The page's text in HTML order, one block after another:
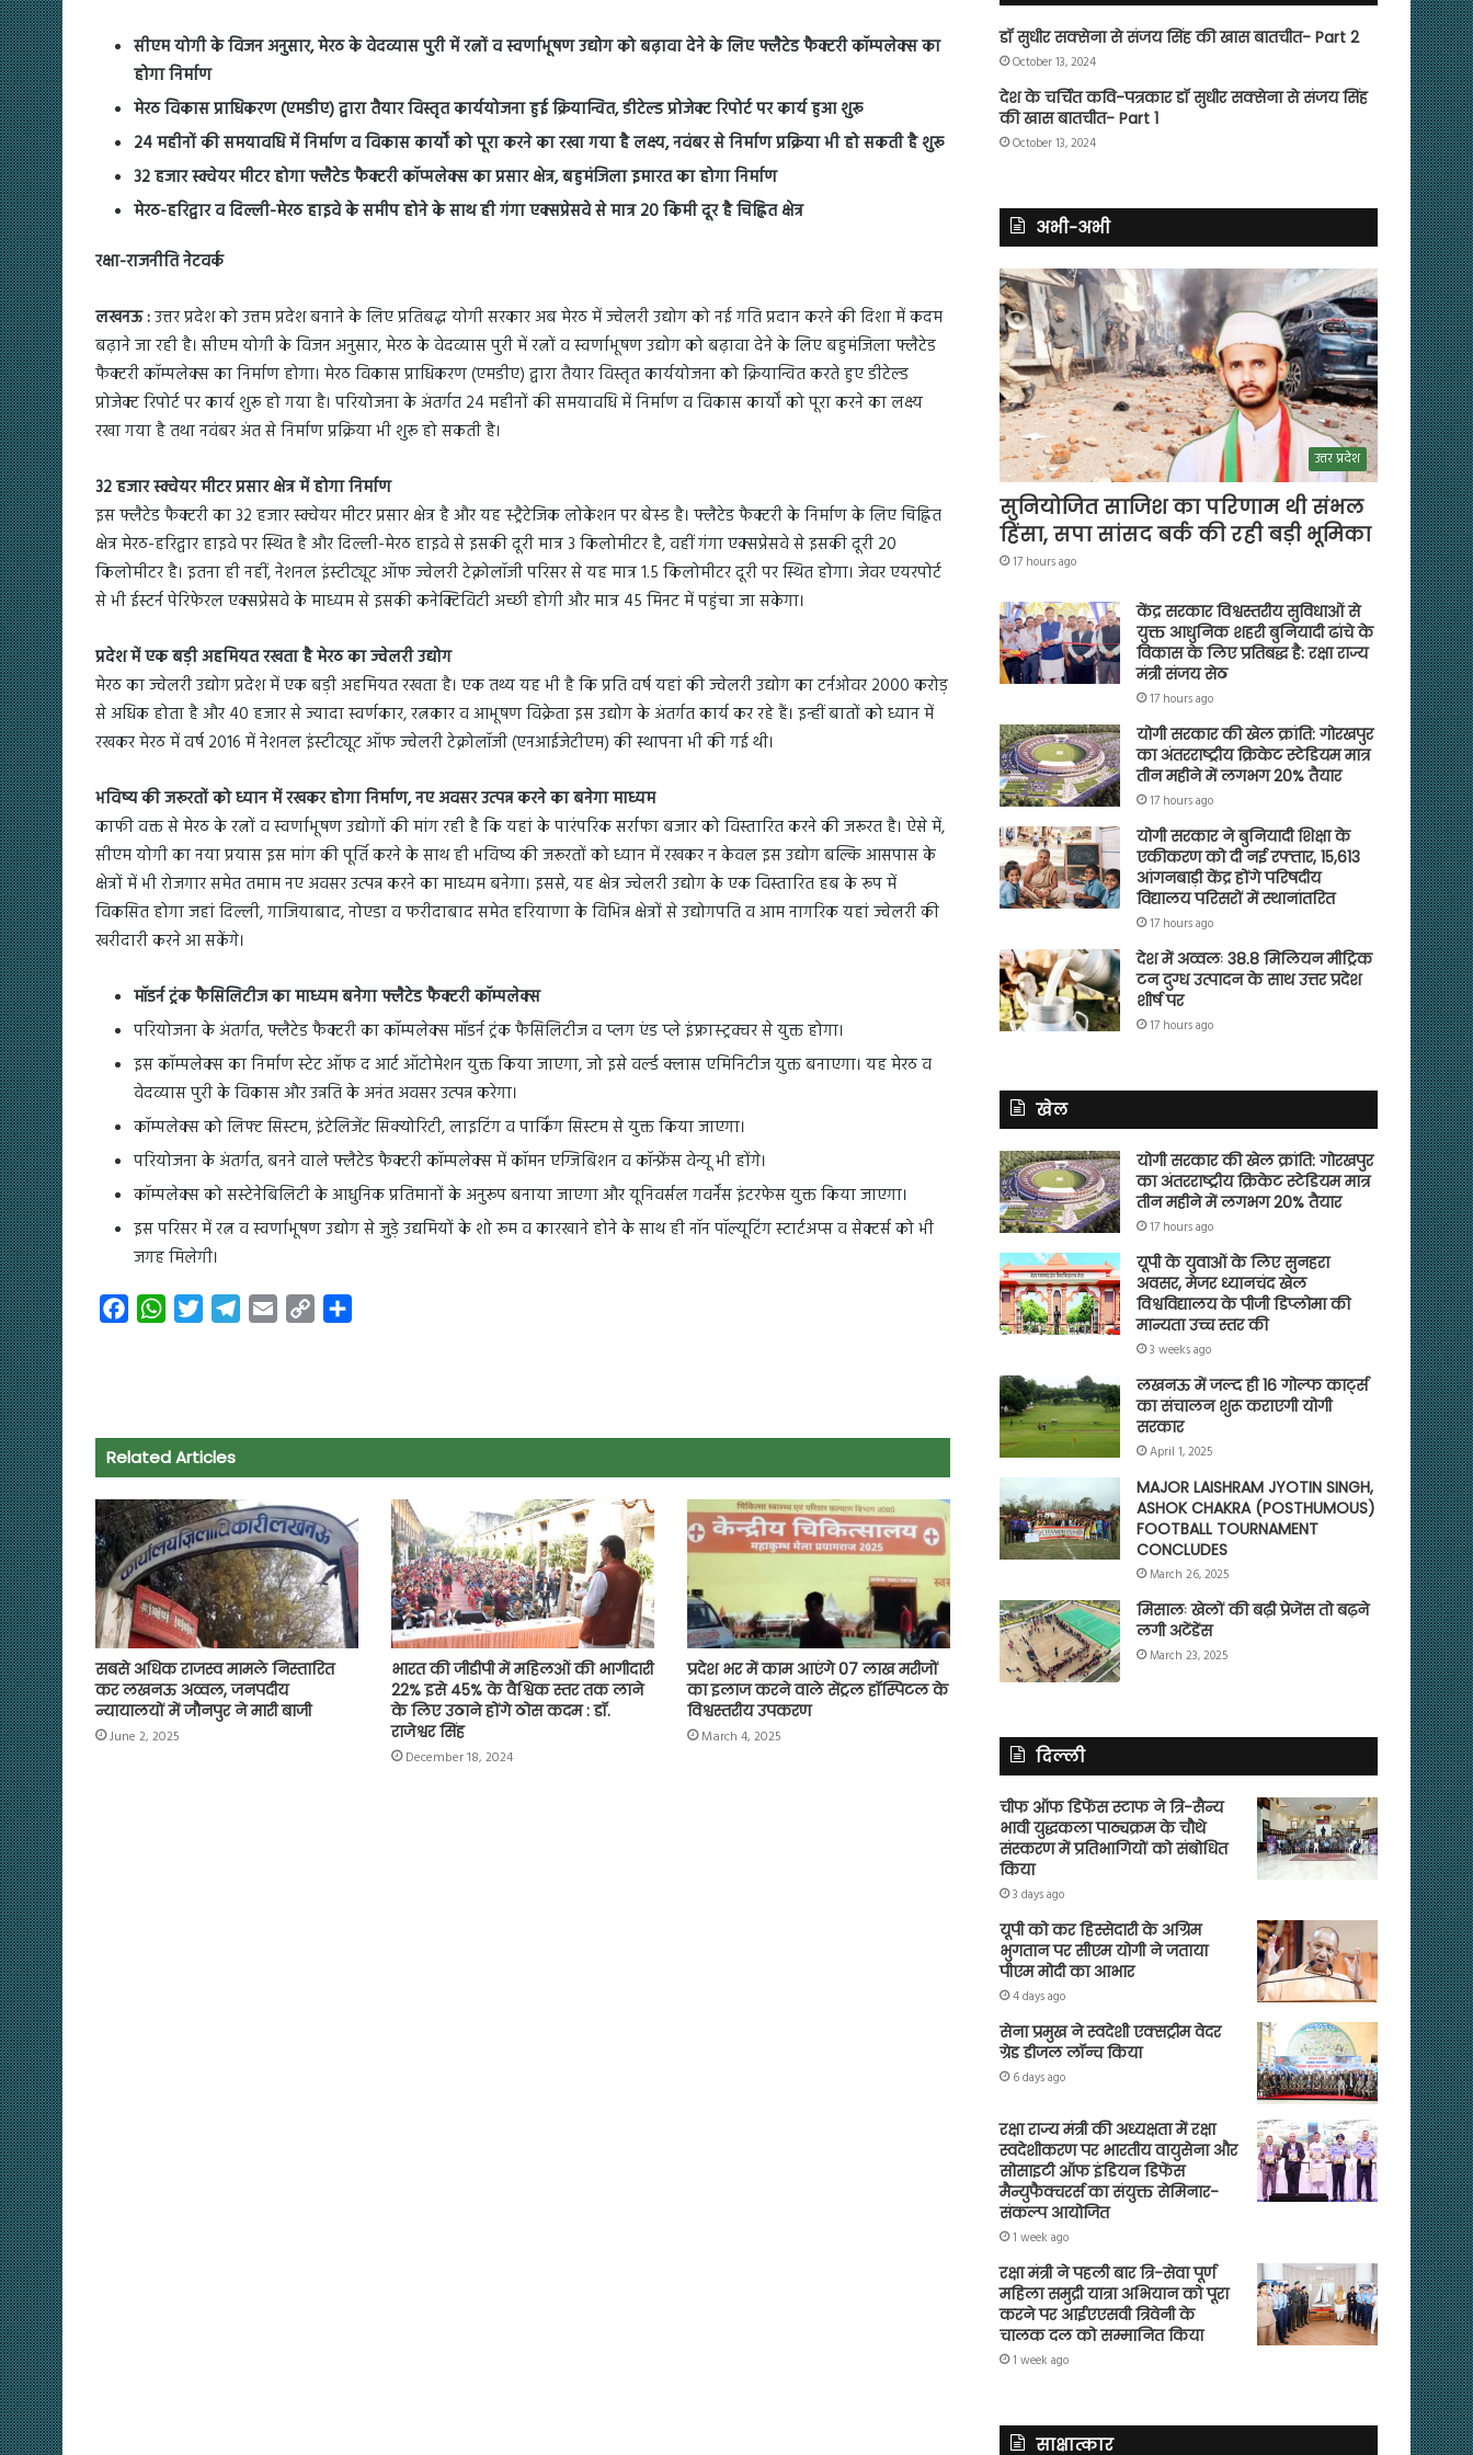
सीएम योगी के विजन अनुसार, मेरठ के वेदव्यास पुरी में रत्नों व स्वर्णाभूषण उद्योग को बढ़ावा देने के लिए फ्लैटेड फैक्टरी कॉम्पलेक्स का
होगा निर्माण
मेरठ विकास प्राधिकरण (एमडीए) द्वारा तैयार विस्तृत कार्ययोजना हुई क्रियान्वित, डीटेल्ड प्रोजेक्ट रिपोर्ट पर कार्य हुआ शुरू
24 महीनों की समयावधि में निर्माण व विकास कार्यों को पूरा करने का रखा गया है लक्ष्य, नवंबर से निर्माण प्रक्रिया भी हो सकती है शुरू
32 हजार स्क्वेयर मीटर होगा फ्लैटेड फैक्टरी कॉप्मलेक्स का प्रसार क्षेत्र, बहुमंजिला इमारत का होगा निर्माण
मेरठ-हरिद्वार व दिल्ली-मेरठ हाइवे के समीप होने के साथ ही गंगा एक्सप्रेसवे से मात्र 20 किमी दूर है चिह्नित क्षेत्र
रक्षा-राजनीति नेटवर्क
लखनऊ :उत्तर प्रदेश को उत्तम प्रदेश बनाने के लिए प्रतिबद्ध योगी सरकार अब मेरठ में ज्वेलरी उद्योग को नई गति प्रदान करने की दिशा में कदम
बढ़ाने जा रही है। सीएम योगी के विजन अनुसार, मेरठ के वेदव्यास पुरी में रत्नों व स्वर्णाभूषण उद्योग को बढ़ावा देने के लिए बहुमंजिला फ्लैटेड
फैक्टरी कॉम्पलेक्स का निर्माण होगा। मेरठ विकास प्राधिकरण (एमडीए) द्वारा तैयार विस्तृत कार्ययोजना को क्रियान्वित करते हुए डीटेल्ड
प्रोजेक्ट रिपोर्ट पर कार्य शुरू हो गया है। परियोजना के अंतर्गत 24 महीनों की समयावधि में निर्माण व विकास कार्यों को पूरा करने का लक्ष्य
रखा गया है तथा नवंबर अंत से निर्माण प्रक्रिया भी शुरू हो सकती है।
32 हजार स्क्वेयर मीटर प्रसार क्षेत्र में होगा निर्माण
इस फ्लैटेड फैक्टरी का 32 हजार स्क्वेयर मीटर प्रसार क्षेत्र है और यह स्ट्रैटेजिक लोकेशन पर बेस्ड है। फ्लैटेड फैक्टरी के निर्माण के लिए चिह्नित
क्षेत्र मेरठ-हरिद्वार हाइवे पर स्थित है और दिल्ली-मेरठ हाइवे से इसकी दूरी मात्र 3 किलोमीटर है, वहीं गंगा एक्सप्रेसवे से इसकी दूरी 20
किलोमीटर है। इतना ही नहीं, नेशनल इंस्टीट्यूट ऑफ ज्वेलरी टेक्नोलॉजी परिसर से यह मात्र 1.5 किलोमीटर दूरी पर स्थित होगा। जेवर एयरपोर्ट
से भी ईस्टर्न पेरिफेरल एक्सप्रेसवे के माध्यम से इसकी कनेक्टिविटी अच्छी होगी और मात्र 45 मिनट में पहुंचा जा सकेगा।
प्रदेश में एक बड़ी अहमियत रखता है मेरठ का ज्वेलरी उद्योग
मेरठ का ज्वेलरी उद्योग प्रदेश में एक बड़ी अहमियत रखता है। एक तथ्य यह भी है कि प्रति वर्ष यहां की ज्वेलरी उद्योग का टर्नओवर 2000 करोड़
से अधिक होता है और 40 हजार से ज्यादा स्वर्णकार, रत्नकार व आभूषण विक्रेता इस उद्योग के अंतर्गत कार्य कर रहे हैं। इन्हीं बातों को ध्यान में
रखकर मेरठ में वर्ष 2016 में नेशनल इंस्टीट्यूट ऑफ ज्वेलरी टेक्नोलॉजी (एनआईजेटीएम) की स्थापना भी की गई थी।
भविष्य की जरूरतों को ध्यान में रखकर होगा निर्माण, नए अवसर उत्पन्न करने का बनेगा माध्यम
काफी वक्त से मेरठ के रत्नों व स्वर्णाभूषण उद्योगों की मांग रही है कि यहां के पारंपरिक सर्राफा बजार को विस्तारित करने की जरूरत है। ऐसे में,
सीएम योगी का नया प्रयास इस मांग की पूर्ति करने के साथ ही भविष्य की जरूरतों को ध्यान में रखकर न केवल इस उद्योग बल्कि आसपास के
क्षेत्रों में भी रोजगार समेत तमाम नए अवसर उत्पन्न करने का माध्यम बनेगा। इससे, यह क्षेत्र ज्वेलरी उद्योग के एक विस्तारित हब के रूप में
विकसित होगा जहां दिल्ली, गाजियाबाद, नोएडा व फरीदाबाद समेत हरियाणा के विभिन्न क्षेत्रों से उद्योगपति व आम नागरिक यहां ज्वेलरी की
खरीदारी करने आ सकेंगे।
मॉडर्न ट्रंक फैसिलिटीज का माध्यम बनेगा फ्लैटेड फैक्टरी कॉम्पलेक्स
परियोजना के अंतर्गत, फ्लैटेड फैक्टरी का कॉम्पलेक्स मॉडर्न ट्रंक फैसिलिटीज व प्लग एंड प्ले इंफ्रास्ट्रक्चर से युक्त होगा।
इस कॉम्पलेक्स का निर्माण स्टेट ऑफ द आर्ट ऑटोमेशन युक्त किया जाएगा, जो इसे वर्ल्ड क्लास एमिनिटीज युक्त बनाएगा। यह मेरठ व
वेदव्यास पुरी के विकास और उन्नति के अनंत अवसर उत्पन्न करेगा।
कॉम्पलेक्स को लिफ्ट सिस्टम, इंटेलिजेंट सिक्योरिटी, लाइटिंग व पार्किंग सिस्टम से युक्त किया जाएगा।
परियोजना के अंतर्गत, बनने वाले फ्लैटेड फैक्टरी कॉम्पलेक्स में कॉमन एग्जिबिशन व कॉन्फ्रेंस वेन्यू भी होंगे।
कॉम्पलेक्स को सस्टेनेबिलिटी के आधुनिक प्रतिमानों के अनुरूप बनाया जाएगा और यूनिवर्सल गवर्नेंस इंटरफेस युक्त किया जाएगा।
इस परिसर में रत्न व स्वर्णाभूषण उद्योग से जुड़े उद्यमियों के शो रूम व कारखाने होने के साथ ही नॉन पॉल्यूटिंग स्टार्टअप्स व सेक्टर्स को भी
जगह मिलेगी।
o
o
k
W
A
p
p
e
r
a
m
n
k
Related Articles
सबसे अधिक राजस्व मामले निस्तारित
कर लखनऊ अव्वल, जनपदीय
न्यायालयों में जौनपुर ने मारी बाजी
June 2, 2025
भारत की जीडीपी में महिलओं की भागीदारी
22% इसे 45% के वैश्विक स्तर तक लाने
के लिए उठाने होंगे ठोस कदम : डॉ.
राजेश्वर सिंह
December 18, 2024
प्रदेश भर में काम आएंगे 07 लाख मरीजों
का इलाज करने वाले सेंट्रल हॉस्पिटल के
विश्वस्तरीय उपकरण
March 4, 2025
डॉ सुधीर सक्सेना से संजय सिंह की खास बातचीत- Part 2
October 13, 2024
देश के चर्चित कवि-पत्रकार डॉ सुधीर सक्सेना से संजय सिंह
की खास बातचीत- Part 1
October 13, 2024
अभी-अभी
उत्तर प्रदेश
सुनियोजित साजिश का परिणाम थी संभल
हिंसा, सपा सांसद बर्क की रही बड़ी भूमिका
17 hours ago
केंद्र सरकार विश्वस्तरीय सुविधाओं से
युक्त आधुनिक शहरी बुनियादी ढांचे के
विकास के लिए प्रतिबद्ध है: रक्षा राज्य
मंत्री संजय सेठ
17 hours ago
योगी सरकार की खेल क्रांति: गोरखपुर
का अंतरराष्ट्रीय क्रिकेट स्टेडियम मात्र
तीन महीने में लगभग 20% तैयार
17 hours ago
योगी सरकार ने बुनियादी शिक्षा के
एकीकरण को दी नई रफ्तार, 15,613
आंगनबाड़ी केंद्र होंगे परिषदीय
विद्यालय परिसरों में स्थानांतरित
17 hours ago
देश में अव्वलः 38.8 मिलियन मीट्रिक
टन दुग्ध उत्पादन के साथ उत्तर प्रदेश
शीर्ष पर
17 hours ago
खेल
योगी सरकार की खेल क्रांति: गोरखपुर
का अंतरराष्ट्रीय क्रिकेट स्टेडियम मात्र
तीन महीने में लगभग 20% तैयार
17 hours ago
यूपी के युवाओं के लिए सुनहरा
अवसर, मेजर ध्यानचंद खेल
विश्वविद्यालय के पीजी डिप्लोमा की
मान्यता उच्च स्तर की
3 weeks ago
लखनऊ में जल्द ही 16 गोल्फ कार्ट्स
का संचालन शुरू कराएगी योगी
सरकार
April 1, 2025
MAJOR LAISHRAM JYOTIN SINGH,
ASHOK CHAKRA (POSTHUMOUS)
FOOTBALL TOURNAMENT
CONCLUDES
March 26, 2025
मिसालः खेलों की बढ़ी प्रेजेंस तो बढ़ने
लगी अटेंडेंस
March 23, 2025
दिल्ली
चीफ ऑफ डिफेंस स्टाफ ने त्रि-सैन्य
भावी युद्धकला पाठ्यक्रम के चौथे
संस्करण में प्रतिभागियों को संबोधित
किया
3 days ago
यूपी को कर हिस्सेदारी के अग्रिम
भुगतान पर सीएम योगी ने जताया
पीएम मोदी का आभार
4 days ago
सेना प्रमुख ने स्वदेशी एक्सट्रीम वेदर
ग्रेड डीजल लॉन्च किया
6 days ago
रक्षा राज्य मंत्री की अध्यक्षता में रक्षा
स्वदेशीकरण पर भारतीय वायुसेना और
सोसाइटी ऑफ इंडियन डिफेंस
मैन्युफैक्चरर्स का संयुक्त सेमिनार-
संकल्प आयोजित
1 week ago
रक्षा मंत्री ने पहली बार त्रि-सेवा पूर्ण
महिला समुद्री यात्रा अभियान को पूरा
करने पर आईएएसवी त्रिवेनी के
चालक दल को सम्मानित किया
1 week ago
साक्षात्कार